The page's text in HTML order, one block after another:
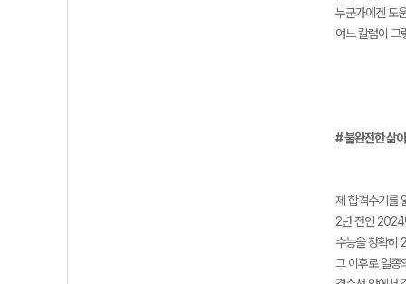
누군가에겐 도
여느 칼럼이 그
# 불완전한 삶
제 합격수기를
2년 전인 2024
수능을 정확히
그 이후로 일종